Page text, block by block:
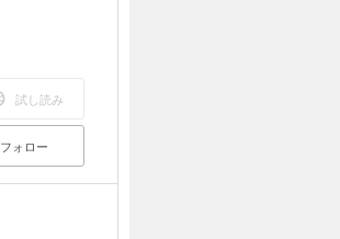
試し読み
フォロー